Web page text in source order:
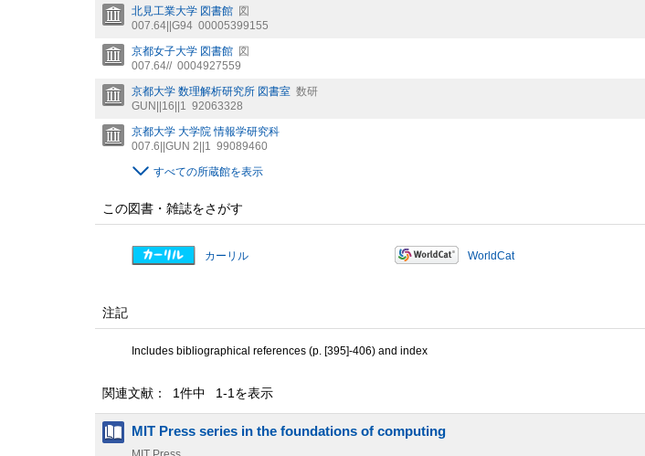
北見工業大学 図書館 図
007.64||G94 00005399155
京都女子大学 図書館 図
007.64// 0004927559
京都大学 数理解析研究所 図書室 数研
GUN||16||1 92063328
京都大学 大学院 情報学研究科
007.6||GUN 2||1 99089460
すべての所蔵館を表示
この図書・雑誌をさがす
カーリル WorldCat
注記
Includes bibliographical references (p. [395]-406) and index
関連文献： 1件中 1-1を表示
MIT Press series in the foundations of computing